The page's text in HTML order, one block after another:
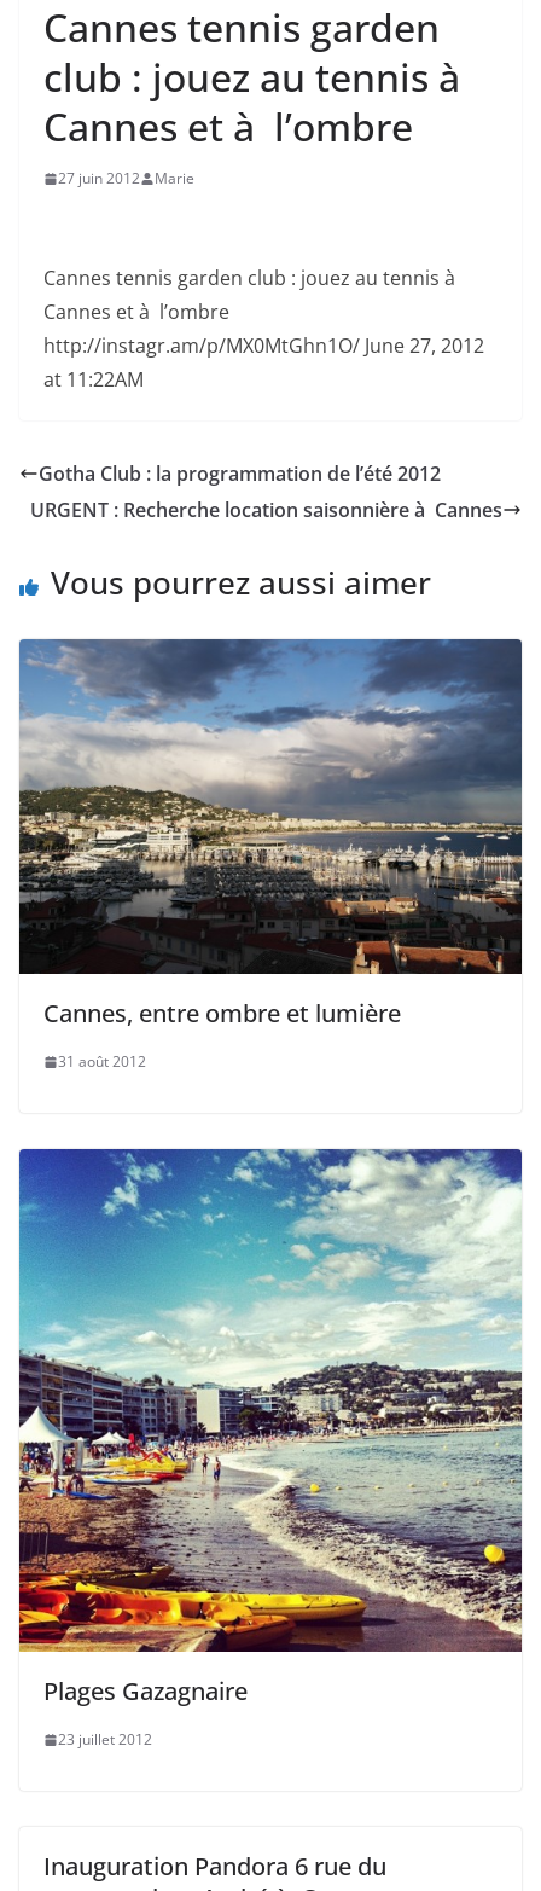
Cannes tennis garden
club : jouez au tennis à
Cannes et à l’ombre
27 juin 2012 Marie
Cannes tennis garden club : jouez au tennis à
Cannes et à l’ombre
http://instagr.am/p/MX0MtGhn1O/ June 27, 2012
at 11:22AM
Gotha Club : la programmation de l’été 2012
URGENT : Recherche location saisonnière à Cannes
Vous pourrez aussi aimer
Cannes, entre ombre et lumière
31 août 2012
Plages Gazagnaire
23 juillet 2012
Inauguration Pandora 6 rue du